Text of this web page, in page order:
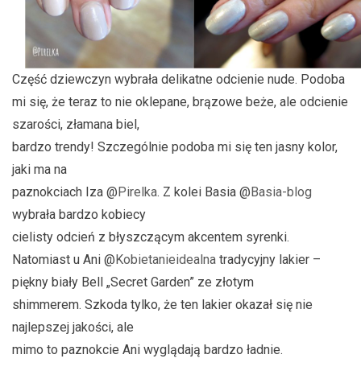
Część dziewczyn wybrała delikatne odcienie nude. Podoba
mi się, że teraz to nie oklepane, brązowe beże, ale odcienie
szarości, złamana biel,
bardzo trendy! Szczególnie podoba mi się ten jasny kolor,
jaki ma na
paznokciach Iza @Pirelka. Z kolei Basia @Basia-blog
wybrała bardzo kobiecy
cielisty odcień z błyszczącym akcentem syrenki.
Natomiast u Ani @Kobietanieidealna tradycyjny lakier –
piękny biały Bell „Secret Garden” ze złotym
shimmerem. Szkoda tylko, że ten lakier okazał się nie
najlepszej jakości, ale
mimo to paznokcie Ani wyglądają bardzo ładnie.